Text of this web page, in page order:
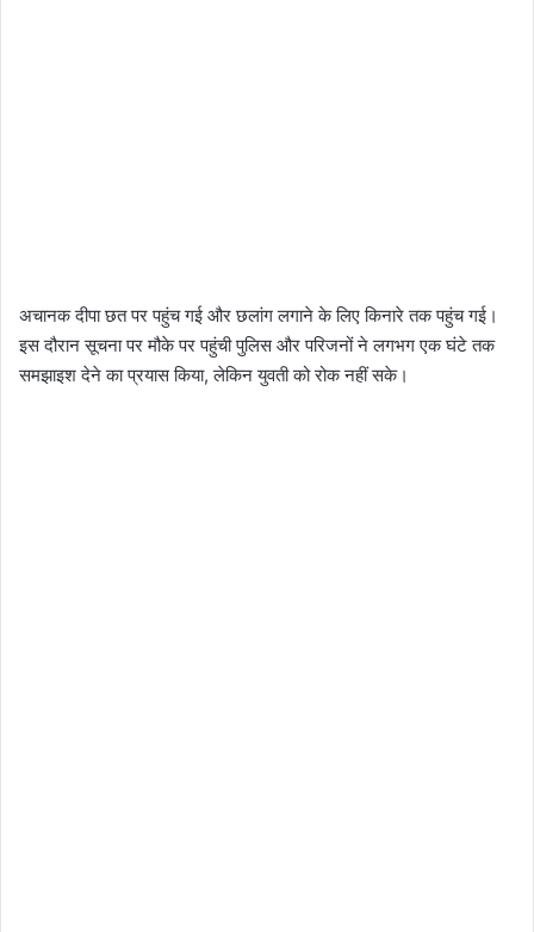
अचानक दीपा छत पर पहुंच गई और छलांग लगाने के लिए किनारे तक पहुंच गई।
इस दौरान सूचना पर मौके पर पहुंची पुलिस और परिजनों ने लगभग एक घंटे तक
समझाइश देने का प्रयास किया, लेकिन युवती को रोक नहीं सके।